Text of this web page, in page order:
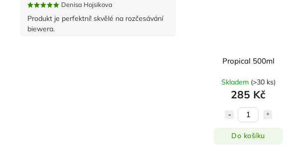
Denisa Hojsikova
Produkt je perfektní! skvělé na rozčesávání
biewera.
Propical 500ml
Skladem (>30 ks)
285 Kč
Do košíku